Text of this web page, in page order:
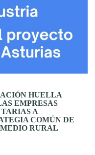
HUELLA
EMPRESAS
A
COMÚN DE
RURAL